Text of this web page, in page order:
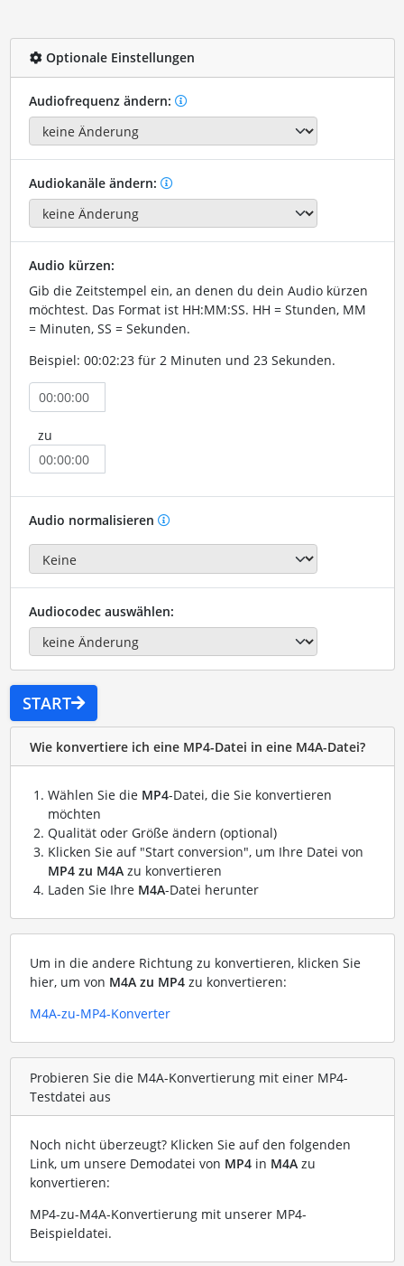
Optionale Einstellungen
Audiofrequenz ändern:
Audiokanäle ändern:
Audio kürzen:
Gib die Zeitstempel ein, an denen du dein Audio kürzen
möchtest. Das Format ist HH:MM:SS. HH = Stunden, MM
= Minuten, SS = Sekunden.
Beispiel: 00:02:23 für 2 Minuten und 23 Sekunden.
zu
Audio normalisieren
Audiocodec auswählen:
START
Wie konvertiere ich eine MP4-Datei in eine M4A-Datei?
Wählen Sie die MP4-Datei, die Sie konvertieren
möchten
Qualität oder Größe ändern (optional)
Klicken Sie auf "Start conversion", um Ihre Datei von
MP4 zu M4Azu konvertieren
Laden Sie Ihre M4A-Datei herunter
Um in die andere Richtung zu konvertieren, klicken Sie
hier, um von M4A zu MP4zu konvertieren:
M4A-zu-MP4-Konverter
Probieren Sie die M4A-Konvertierung mit einer MP4-
Testdatei aus
Noch nicht überzeugt? Klicken Sie auf den folgenden
Link, um unsere Demodatei von MP4in M4Azu
konvertieren:
MP4-zu-M4A-Konvertierung mit unserer MP4-
Beispieldatei.